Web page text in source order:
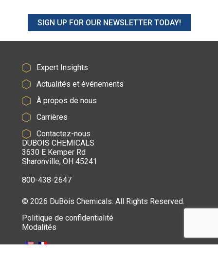
SIGN UP FOR OUR NEWSLETTER TODAY!
Expert Insights
Actualités et événements
À propos de nous
Carrières
Contactez-nous
DUBOIS CHEMICALS
3630 E Kemper Rd
Sharonville, OH 45241
800-438-2647
© 2026 DuBois Chemicals. All Rights Reserved.
Politique de confidentialité
Modalités